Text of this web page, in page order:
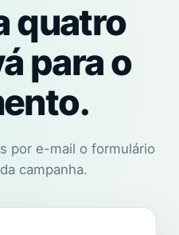
quatro
para o
por e-mail o formulário
campanha.